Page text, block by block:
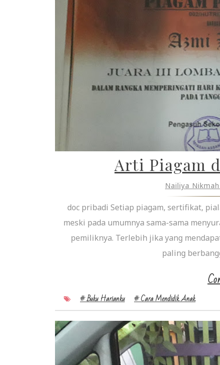
Arti Piagam
Nailiya
doc pribadi Setiap piagam, sertifikat,
meski pada umumnya sama-sama
pemiliknya. Terlebih jika yang
paling
# Buku Harianku # Cara Mendidik Anak